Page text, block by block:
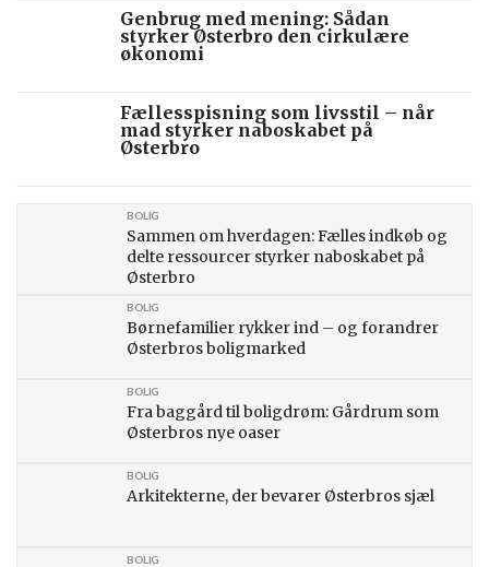
Genbrug med mening: Sådan
styrker Østerbro den cirkulære
økonomi
Fællesspisning som livsstil – når
mad styrker naboskabet på
Østerbro
Sammen om hverdagen: Fælles indkøb og
delte ressourcer styrker naboskabet på
Østerbro
BOLIG
Børnefamilier rykker ind – og forandrer
Østerbros boligmarked
BOLIG
Fra baggård til boligdrøm: Gårdrum som
Østerbros nye oaser
BOLIG
Arkitekterne, der bevarer Østerbros sjæl
BOLIG
BOLIG